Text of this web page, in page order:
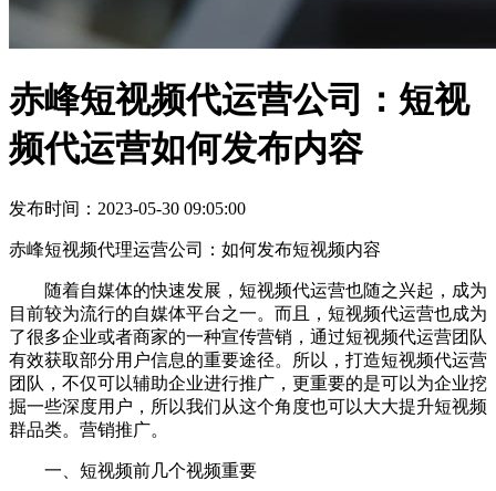
赤峰短视频代运营公司：短视
频代运营如何发布内容
发布时间：2023-05-30 09:05:00
赤峰短视频代理运营公司：如何发布短视频内容
随着自媒体的快速发展，短视频代运营也随之兴起，成为
目前较为流行的自媒体平台之一。而且，短视频代运营也成为
了很多企业或者商家的一种宣传营销，通过短视频代运营团队
有效获取部分用户信息的重要途径。所以，打造短视频代运营
团队，不仅可以辅助企业进行推广，更重要的是可以为企业挖
掘一些深度用户，所以我们从这个角度也可以大大提升短视频
群品类。营销推广。
一、短视频前几个视频重要